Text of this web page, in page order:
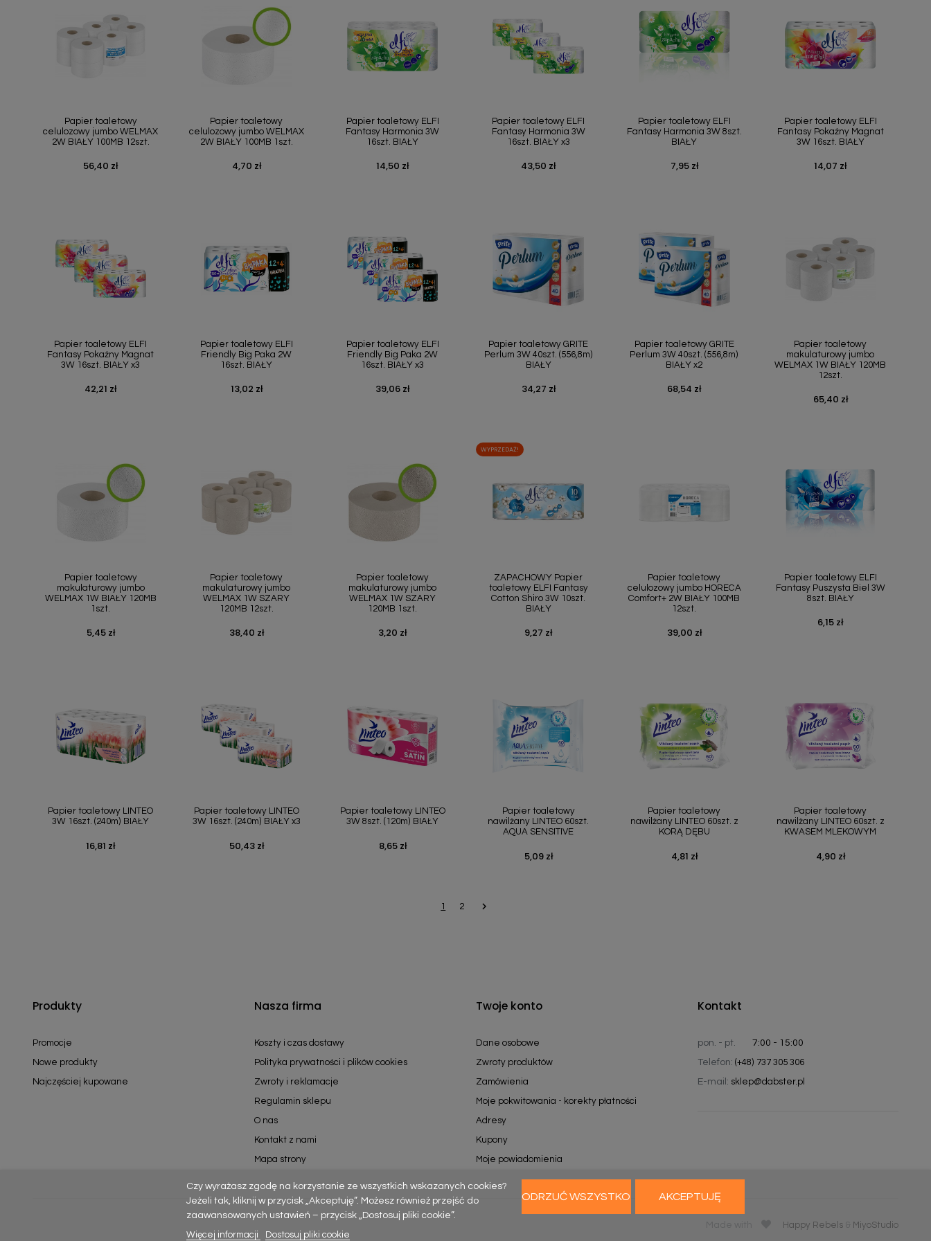
Pozostałe
Środki ochrony roślin
Zobacz wszystkie
Papier toaletowy
celulozowy jumbo WELMAX
2W BIAŁY 100MB 12szt.
Cena
56,40 zł
Papier toaletowy
celulozowy jumbo WELMAX
2W BIAŁY 100MB 1szt.
Cena
4,70 zł
Papier toaletowy ELFI
Fantasy Harmonia 3W
16szt. BIAŁY
Cena
14,50 zł
Papier toaletowy ELFI
Fantasy Harmonia 3W
16szt. BIAŁY x3
Cena
43,50 zł
Papier toaletowy ELFI
Fantasy Harmonia 3W 8szt.
BIAŁY
Cena
7,95 zł
Papier toaletowy ELFI
Fantasy Pokaźny Magnat
3W 16szt. BIAŁY
Cena
14,07 zł
Papier toaletowy ELFI
Fantasy Pokaźny Magnat
3W 16szt. BIAŁY x3
Cena
42,21 zł
Papier toaletowy ELFI
Friendly Big Paka 2W
16szt. BIAŁY
Cena
13,02 zł
Papier toaletowy ELFI
Friendly Big Paka 2W
16szt. BIAŁY x3
Cena
39,06 zł
Papier toaletowy GRITE
Perlum 3W 40szt. (556,8m)
BIAŁY
Cena
34,27 zł
Papier toaletowy GRITE
Perlum 3W 40szt. (556,8m)
BIAŁY x2
Cena
68,54 zł
Papier toaletowy
makulaturowy jumbo
WELMAX 1W BIAŁY 120MB
12szt.
Cena
65,40 zł
Papier toaletowy
makulaturowy jumbo
WELMAX 1W BIAŁY 120MB
1szt.
Cena
5,45 zł
Papier toaletowy
makulaturowy jumbo
WELMAX 1W SZARY
120MB 12szt.
Cena
38,40 zł
Papier toaletowy
makulaturowy jumbo
WELMAX 1W SZARY
120MB 1szt.
Cena
3,20 zł
ZAPACHOWY Papier
toaletowy ELFI Fantasy
Cotton Shiro 3W 10szt.
BIAŁY
Cena
9,27 zł
WYPRZEDAŻ!
Papier toaletowy
celulozowy jumbo HORECA
Comfort+ 2W BIAŁY 100MB
12szt.
Cena
39,00 zł
Papier toaletowy ELFI
Fantasy Puszysta Biel 3W
8szt. BIAŁY
Cena
6,15 zł
Papier toaletowy LINTEO
3W 16szt. (240m) BIAŁY
Cena
16,81 zł
Papier toaletowy LINTEO
3W 16szt. (240m) BIAŁY x3
Cena
50,43 zł
Papier toaletowy LINTEO
3W 8szt. (120m) BIAŁY
Cena
8,65 zł
Papier toaletowy
nawilżany LINTEO 60szt.
AQUA SENSITIVE
Cena
5,09 zł
Papier toaletowy
nawilżany LINTEO 60szt. z
KORĄ DĘBU
Cena
4,81 zł
Papier toaletowy
nawilżany LINTEO 60szt. z
KWASEM MLEKOWYM
Cena
4,90 zł
1 2 Następny

Produkty
Promocje
Nowe produkty
Najczęściej kupowane
Nasza firma
Koszty i czas dostawy
Polityka prywatności i plików cookies
Zwroty i reklamacje
Regulamin sklepu
O nas
Kontakt z nami
Mapa strony
Twoje konto
Dane osobowe
Zwroty produktów
Zamówienia
Moje pokwitowania - korekty płatności
Adresy
Kupony
Moje powiadomienia
Czy wyrażasz zgodę na korzystanie ze wszystkich wskazanych cookies?
Jeżeli tak, kliknij w przycisk „Akceptuję”. Możesz również przejść do
zaawansowanych ustawień – przycisk „Dostosuj pliki cookie”.
Więcej informacji
Dostosuj pliki cookie
ODRZUĆ WSZYSTKO AKCEPTUJĘ
Kontakt
pon. - pt.
7:00 - 15:00
Telefon: (+48) 737 305 306
E-mail: sklep@dabster.pl
Happy Rebels MiyoStudio